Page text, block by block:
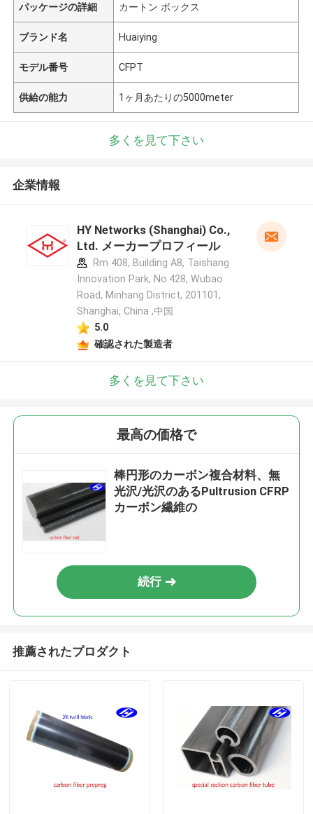
パッケージの詳細 カートン ボックス
ブランド名 Huaiying
モデル番号 CFPT
供給の能力 1ヶ月あたりの5000meter
多くを見て下さい
企業情報
HY Networks (Shanghai) Co.,
Ltd. メーカープロフィール
Rm 408, Building A8, Taishang
Innovation Park, No.428, Wubao
Road, Minhang District, 201101,
Shanghai, China ,中国
5.0
確認された製造者
多くを見て下さい
最高の価格で
棒円形のカーボン複合材料、無
光沢/光沢のあるPultrusion CFRP
カーボン繊維の
続行
推薦されたプロダクト